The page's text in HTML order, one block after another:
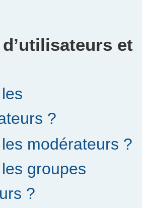
et
?
modérateurs ?
groupes
?